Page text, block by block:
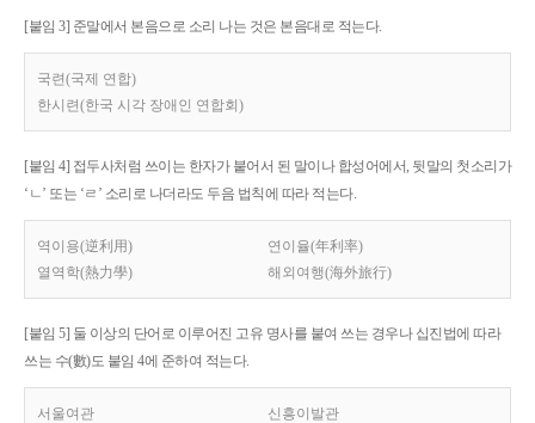
[붙임 3] 준말에서 본음으로 소리 나는 것은 본음대로 적는다.
국련(국제 연합)
한시련(한국 시각 장애인 연합회)
[붙임 4] 접두사처럼 쓰이는 한자가 붙어서 된 말이나 합성어에서, 뒷말의 첫소리가
‘ㄴ’ 또는 ‘ㄹ’ 소리로 나더라도 두음 법칙에 따라 적는다.
역이용(逆利用)
연이율(年利率)
열역학(熱力學)
해외여행(海外旅行)
[붙임 5] 둘 이상의 단어로 이루어진 고유 명사를 붙여 쓰는 경우나 십진법에 따라
쓰는 수(數)도 붙임 4에 준하여 적는다.
서울여관 신흥이발관